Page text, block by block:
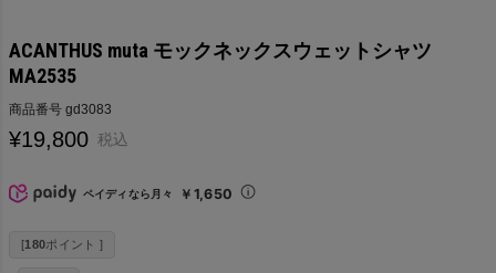
ACANTHUS muta モックネックスウェットシャツ
MA2535
商品番号 gd3083
¥19,800 税込
ペイディなら月々 ￥1,650
[180ポイント ]